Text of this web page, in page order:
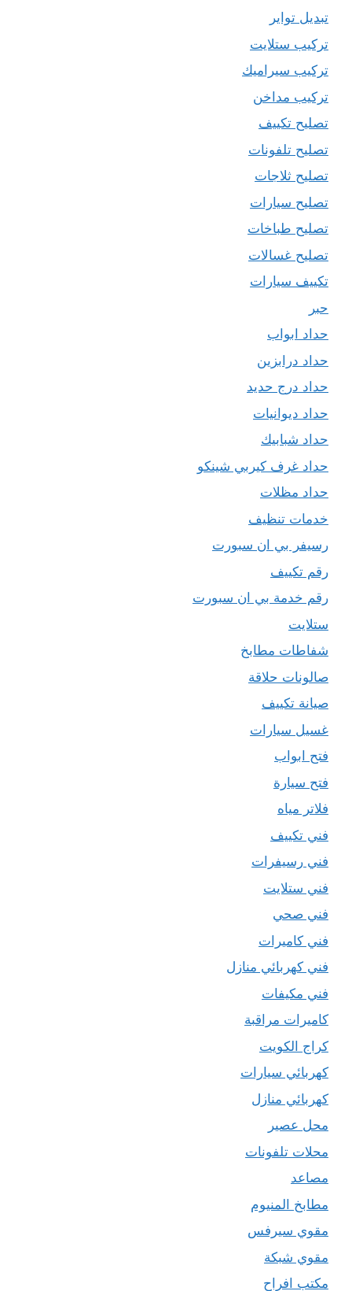
تبديل تواير
تركيب ستلايت
تركيب سيراميك
تركيب مداخن
تصليح تكييف
تصليح تلفونات
تصليح ثلاجات
تصليح سيارات
تصليح طباخات
تصليح غسالات
تكييف سيارات
حبر
حداد ابواب
حداد درابزين
حداد درج حديد
حداد ديوانيات
حداد شبابيك
حداد غرف كيربي شينكو
حداد مظلات
خدمات تنظيف
رسيفر بي ان سبورت
رقم تكييف
رقم خدمة بي ان سبورت
ستلايت
شفاطات مطابخ
صالونات حلاقة
صيانة تكييف
غسيل سيارات
فتح ابواب
فتح سيارة
فلاتر مياه
فني تكييف
فني رسيفرات
فني ستلايت
فني صحي
فني كاميرات
فني كهربائي منازل
فني مكيفات
كاميرات مراقبة
كراج الكويت
كهربائي سيارات
كهربائي منازل
محل عصير
محلات تلفونات
مصاعد
مطابخ المنيوم
مقوي سيرفس
مقوي شبكة
مكتب افراح